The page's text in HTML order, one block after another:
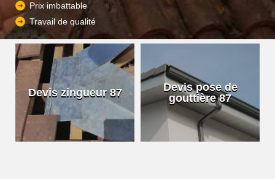
Prix imbattable
Travail de qualité
Devis zingueur 87
Devis pose de
gouttière 87